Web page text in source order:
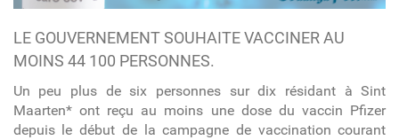
LE GOUVERNEMENT SOUHAITE VACCINER AU
MOINS 44 100 PERSONNES.
Un peu plus de six personnes sur dix résidant à Sint
Maarten* ont reçu au moins une dose du vaccin Pfizer
depuis le début de la campagne de vaccination courant